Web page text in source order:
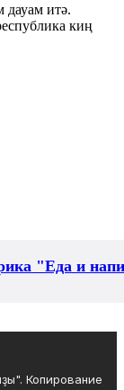
дауам итә.
киң
"Еда и
Копирование